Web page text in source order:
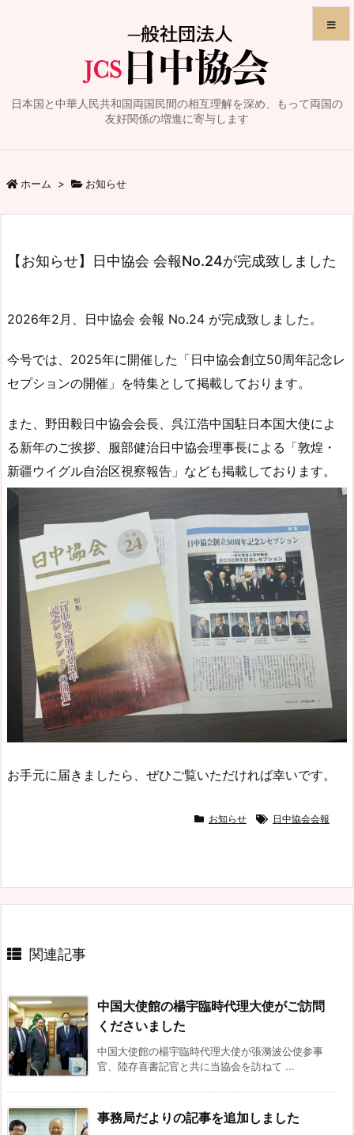
日本国と中華人民共和国両国民間の相互理解を深め、もって両国の
友好関係の増進に寄与します
ホーム > お知らせ
【お知らせ】日中協会 会報No.24が完成致しました
2026年2月、日中協会 会報 No.24 が完成致しました。
今号では、2025年に開催した「日中協会創立50周年記念レ
セプションの開催」を特集として掲載しております。
また、野田毅日中協会会長、呉江浩中国駐日本国大使によ
る新年のご挨拶、服部健治日中協会理事長による「敦煌・
新疆ウイグル自治区視察報告」なども掲載しております。
お手元に届きましたら、ぜひご覧いただければ幸いです。
お知らせ 日中協会会報
関連記事
中国大使館の楊宇臨時代理大使がご訪問
くださいました
中国大使館の楊宇臨時代理大使が張漪波公使参事
官、陸存喜書記官と共に当協会を訪ねて ...
事務局だよりの記事を追加しました